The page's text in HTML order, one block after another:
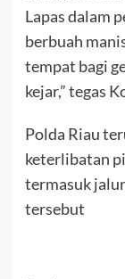
Lapas dalam
berbuah
tempat bagi
kejar,” tegas
Polda Riau
keterlibatan
termasuk
tersebut